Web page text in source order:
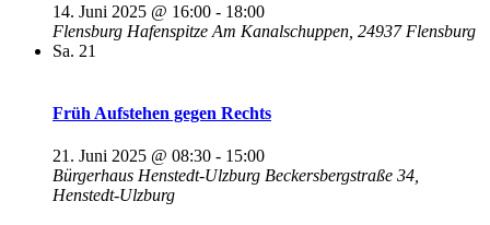
14. Juni 2025 @ 16:00 - 18:00
Flensburg Hafenspitze Am Kanalschuppen, 24937 Flensburg
Sa. 21
Früh Aufstehen gegen Rechts
21. Juni 2025 @ 08:30 - 15:00
Bürgerhaus Henstedt-Ulzburg Beckersbergstraße 34,
Henstedt-Ulzburg